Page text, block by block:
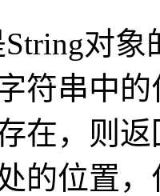
对
符串中
在，则
的位置